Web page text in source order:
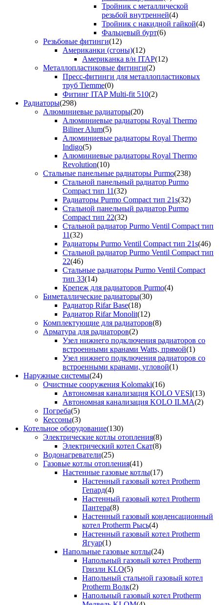
Тройник с металлической
резьбой внутренней(4)
Тройник с накидной гайкой(4)
Фальцевый бурт(6)
Резьбовые фитинги(12)
Американки (сгоны)(12)
Американка в/н ITAP(12)
Металлопластиковые фитинги(2)
Пресс-фитинги для металлопластиковых
труб Tiemme(0)
Фитинг ITAP Multi-fit 510(2)
Радиаторы(298)
Алюминиевые радиаторы(20)
Алюминиевые радиаторы Royal Thermo
Biliner Alum(5)
Алюминиевые радиаторы Royal Thermo
Indigo(5)
Алюминиевые радиаторы Royal Thermo
Revolution(10)
Стальные панельные радиаторы Purmo(238)
Стальной панельный радиатор Purmo
Compact тип 11(32)
Радиаторы Purmo Compact тип 21s(32)
Стальной панельный радиатор Purmo
Compact тип 22(32)
Стальной радиатор Purmo Ventil Compact тип
11(32)
Радиаторы Purmo Ventil Compact тип 21s(46)
Стальной радиатор Purmo Ventil Compact тип
22(46)
Стальные радиаторы Purmo Ventil Compact
тип 33(14)
Крепеж для радиаторов Purmo(4)
Биметаллические радиаторы(30)
Радиатор Rifar Base(18)
Радиатор Rifar Monolit(12)
Комплектующие для радиаторов(8)
Арматура для радиаторов(2)
Узел нижнего подключения радиаторов со
встроенными кранами Watts, прямой(1)
Узел нижнего подключения радиаторов со
встроенными кранами, угловой(1)
Наружные системы(24)
Очистные сооружения Kolomaki(16)
Автономная канализация KOLO VESI(13)
Автономная канализация KOLO ILMA(2)
Погреба(5)
Кессоны(3)
Котельное оборудование(130)
Электрические котлы отопления(8)
Электрический котел Скат(8)
Водонагреватели(25)
Газовые котлы отопления(41)
Настенные газовые котлы(17)
Настенный газовый котел Protherm
Гепард(4)
Настенный газовый котел Protherm
Пантера(8)
Настенный газовый конденсационный
котел Protherm Рысь(4)
Настенный газовый котел Protherm
Ягуар(1)
Напольные газовые котлы(24)
Напольный газовый котел Protherm
Гризли KLO(5)
Напольный стальной газовый котел
Protherm Волк(2)
Напольный газовый котел Protherm